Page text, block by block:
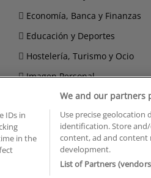
Economía, Banca y Finanzas
Educación y Deportes
Hostelería, Turismo y Ocio
Imagen Personal
Informática y
BUSCA TUS CURSOS EN TU
Cursos
Cursos
IDs in
in the
We and our partners
Use precise geolocation
identification. Store
content, ad and content
development.
List of Partners